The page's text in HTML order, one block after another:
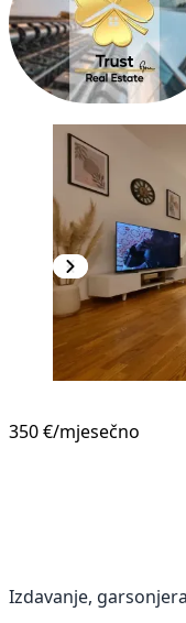
350 €/mjesečno
Izdavanje,